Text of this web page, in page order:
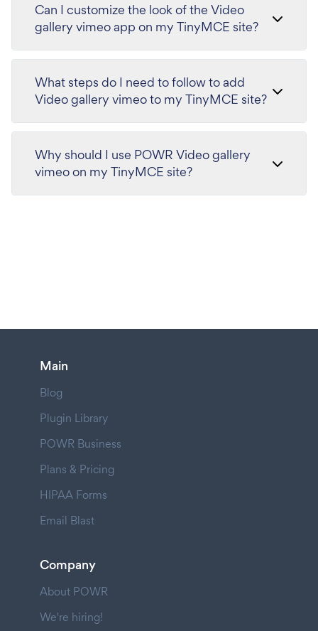
Can I customize the look of the Video
gallery vimeo app on my TinyMCE site?
What steps do I need to follow to add
Video gallery vimeo to my TinyMCE site?
Why should I use POWR Video gallery
vimeo on my TinyMCE site?
Main
Blog
Plugin Library
POWR Business
Plans & Pricing
HIPAA Forms
Email Blast
Company
About POWR
We're hiring!